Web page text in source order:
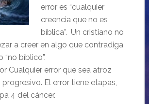
error es “cualquier
creencia que no es
bíblica”. Un cristiano no
a creer en algo que contradiga
“no bíblico”.
Cualquier error que sea atroz
progresivo. El error tiene etapas,
4 del cáncer.